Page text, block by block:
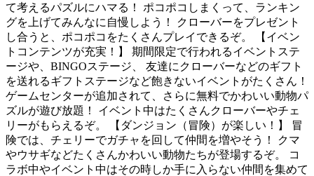
て考えるパズルにハマる！ ポコポコしまくって、ランキン
グを上げてみんなに自慢しよう！ クローバーをプレゼント
し合うと、ポコポコをたくさんプレイできるぞ。 【イベン
トコンテンツが充実！】 期間限定で行われるイベントステ
ージや、BINGOステージ、 友達にクローバーなどのギフト
を送れるギフトステージなど飽きないイベントがたくさん！
ゲームセンターが追加されて、さらに無料でかわいい動物パ
ズルが遊び放題！ イベント中はたくさんクローバーやチェ
リーがもらえるぞ。 【ダンジョン（冒険）が楽しい！】 冒
険では、チェリーでガチャを回して仲間を増やそう！ クマ
やウサギなどたくさんかわいい動物たちが登場するぞ。 コ
ラボ中やイベント中はその時しか手に入らない仲間を集めて